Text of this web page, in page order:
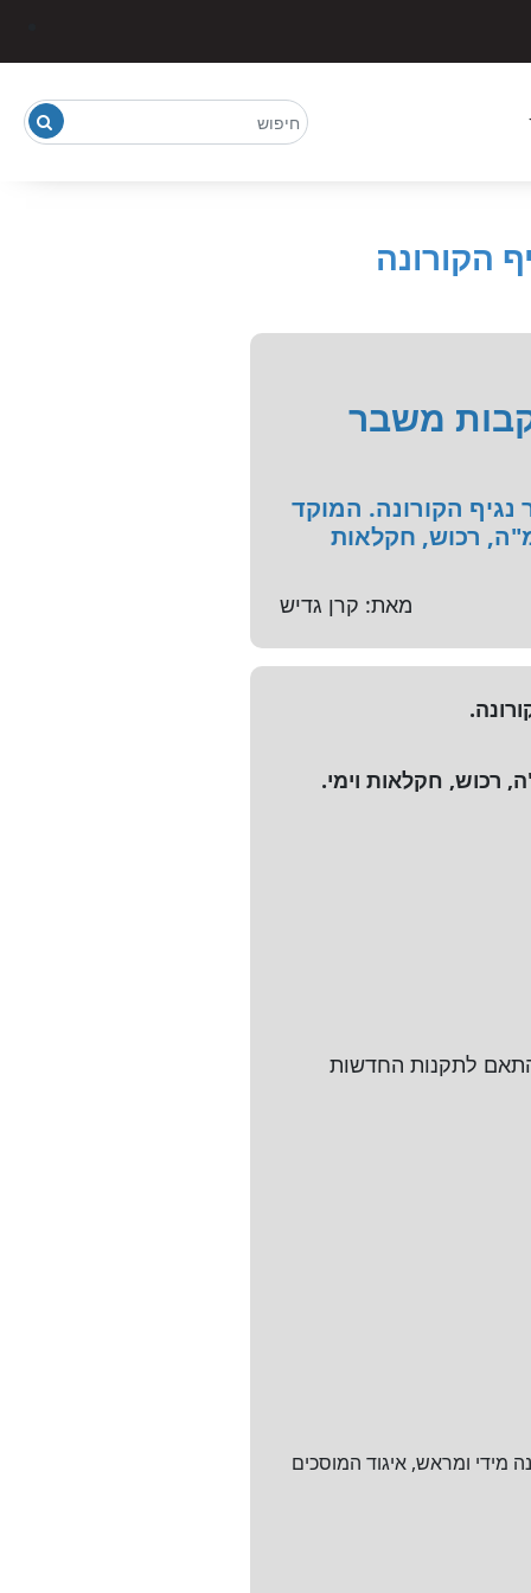
הקורונה
משבר
הקורונה. המוקד
רכוש, חקלאות
מאת: קרן גדיש
רכוש, חקלאות וימי.
לתקנות החדשות
מידי ומראש, איגוד המוסכים